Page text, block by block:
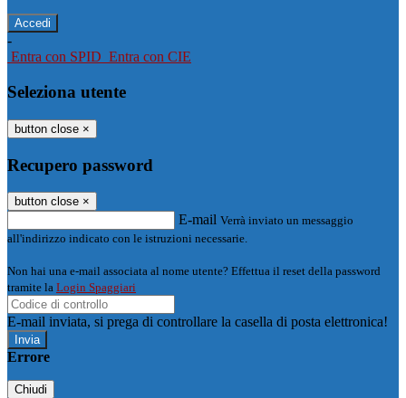
-
Entra con SPID Entra con CIE
Seleziona utente
button close ×
Recupero password
button close ×
E-mail Verrà inviato un messaggio
all'indirizzo indicato con le istruzioni necessarie.
Non hai una e-mail associata al nome utente? Effettua il reset della password
tramite la Login Spaggiari
E-mail inviata, si prega di controllare la casella di posta elettronica!
Errore
Chiudi